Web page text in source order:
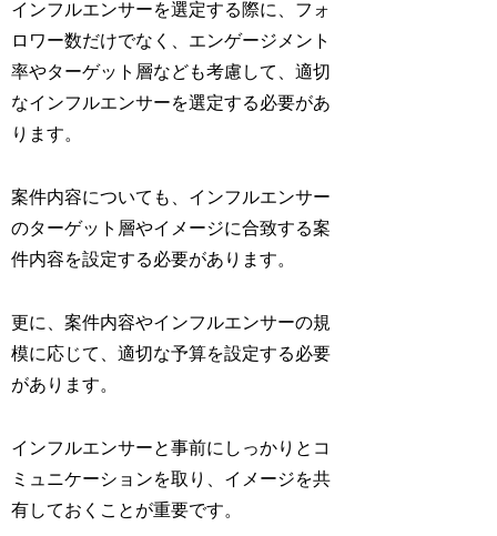
インフルエンサーを選定する際に、フォ
ロワー数だけでなく、エンゲージメント
率やターゲット層なども考慮して、適切
なインフルエンサーを選定する必要があ
ります。
案件内容についても、インフルエンサー
のターゲット層やイメージに合致する案
件内容を設定する必要があります。
更に、案件内容やインフルエンサーの規
模に応じて、適切な予算を設定する必要
があります。
インフルエンサーと事前にしっかりとコ
ミュニケーションを取り、イメージを共
有しておくことが重要です。